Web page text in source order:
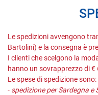
Le spedizioni avvengono
Bartolini) e la consegna è
I clienti che scelgono la
hanno un sovrapprezzo di €
Le spese di spedizione sono:
- spedizione per Sardegna e